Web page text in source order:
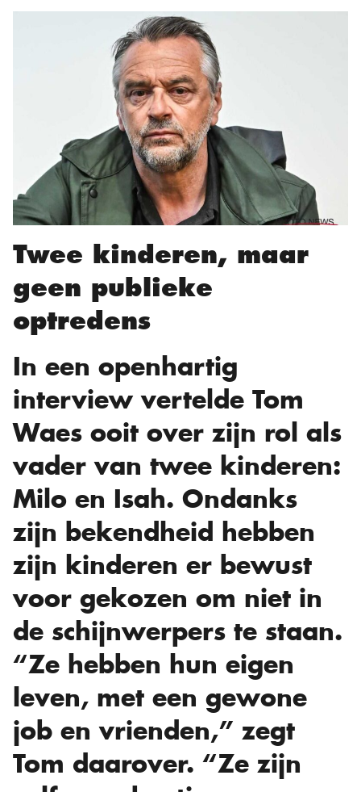
Twee kinderen, maar
geen publieke
optredens
In een openhartig
interview vertelde Tom
Waes ooit over zijn rol als
vader van twee kinderen:
Milo en Isah. Ondanks
zijn bekendheid hebben
zijn kinderen er bewust
voor gekozen om niet in
de schijnwerpers te staan.
“Ze hebben hun eigen
leven, met een gewone
job en vrienden,” zegt
Tom daarover. “Ze zijn